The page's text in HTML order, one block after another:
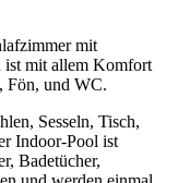
mit
ist mit allem Komfort
Fön, und WC.
Sesseln, Tisch,
Indoor-Pool ist
Badetücher,